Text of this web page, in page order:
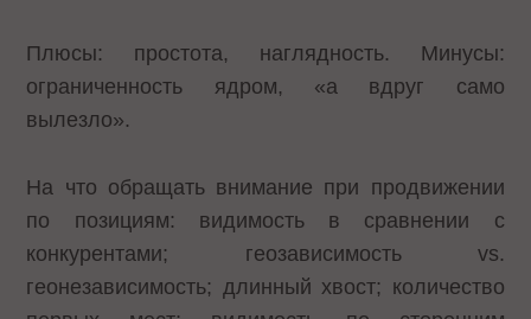
Плюсы: простота, наглядность. Минусы:
ограниченность ядром, «а вдруг само
вылезло».
На что обращать внимание при продвижении
по позициям: видимость в сравнении с
конкурентами; геозависимость vs.
геонезависимость; длинный хвост; количество